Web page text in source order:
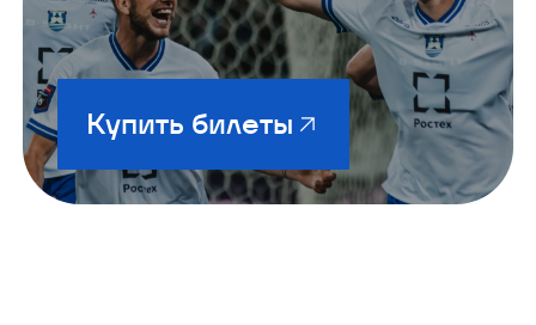
Купить билеты